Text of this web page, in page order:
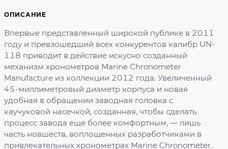
ОПИСАНИЕ
Впервые представленный широкой публике в 2011
году и превзошедший всех конкурентов калибр UN-
118 приводит в действие искусно созданный
механизм хронометров Marine Chronometer
Manufacture из коллекции 2012 года. Увеличенный
45-миллиметровый диаметр корпуса и новая
удобная в обращении заводная головка с
каучуковой насечкой, созданная, чтобы сделать
процесс завода еще более комфортным, — лишь
часть новшеств, воплощенных разработчиками в
привлекательных хронометрах Marine Chronometer.